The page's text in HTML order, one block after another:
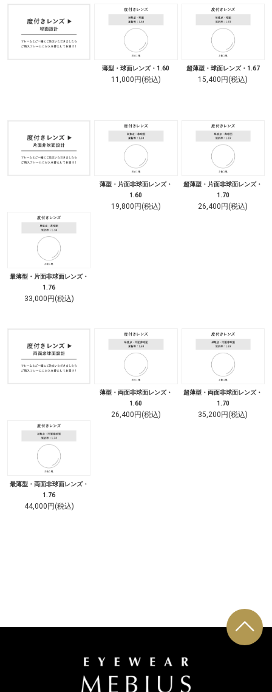
薄型・球面レンズ・1.60
11,000円(税込)
超薄型・球面レンズ・1.67
15,400円(税込)
薄型・片面非球面レンズ・
1.60
19,800円(税込)
超薄型・片面非球面レンズ・
1.70
26,400円(税込)
最薄型・片面非球面レンズ・
1.76
33,000円(税込)
薄型・両面非球面レンズ・
1.60
26,400円(税込)
超薄型・両面非球面レンズ・
1.70
35,200円(税込)
最薄型・両面非球面レンズ・
1.76
44,000円(税込)